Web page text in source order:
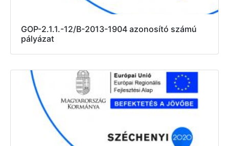
GOP-2.1.1.-12/B-2013-1904 azonosító számú
pályázat